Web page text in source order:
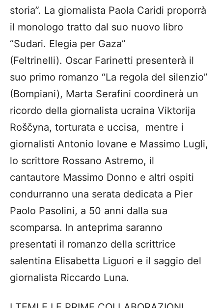
storia”. La giornalista Paola Caridi proporrà
il monologo tratto dal suo nuovo libro
“Sudari. Elegia per Gaza”
(Feltrinelli). Oscar Farinetti presenterà il
suo primo romanzo “La regola del silenzio”
(Bompiani), Marta Serafini coordinerà un
ricordo della giornalista ucraina Viktorija
Roščyna, torturata e uccisa, mentre i
giornalisti Antonio Iovane e Massimo Lugli,
lo scrittore Rossano Astremo, il
cantautore Massimo Donno e altri ospiti
condurranno una serata dedicata a Pier
Paolo Pasolini, a 50 anni dalla sua
scomparsa. In anteprima saranno
presentati il romanzo della scrittrice
salentina Elisabetta Liguori e il saggio del
giornalista Riccardo Luna.